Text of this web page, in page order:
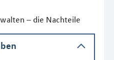
– die Nachteile